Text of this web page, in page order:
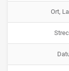
Ort,